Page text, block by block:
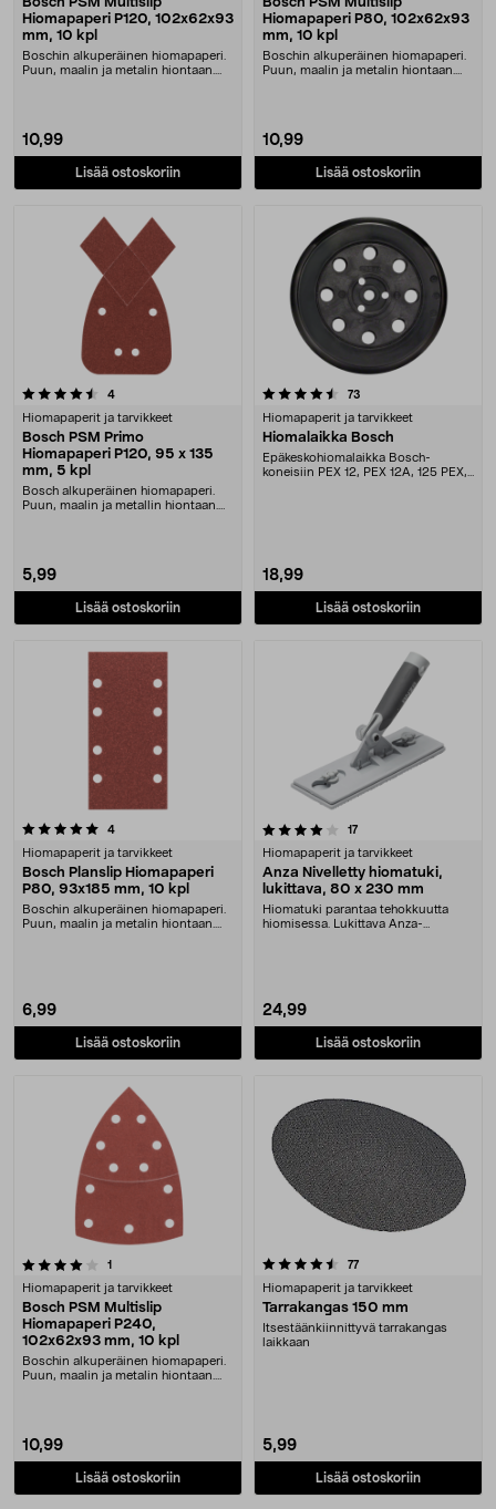
Hiomapaperi P120, 102x62x93
mm, 10 kpl
Boschin alkuperäinen hiomapaperi.
Puun, maalin ja metalin hiontaan.
10,99
Lisää ostoskoriin
Hiomapaperi P80, 102x62x93
mm, 10 kpl
Boschin alkuperäinen hiomapaperi.
Puun, maalin ja metalin hiontaan.
10,99
Lisää ostoskoriin
4arvostelut
Hiomapaperit ja tarvikkeet
Bosch PSM Primo
Hiomapaperi P120, 95 x 135
mm, 5 kpl
Bosch alkuperäinen hiomapaperi.
Puun, maalin ja metallin hiontaan.
5,99
Lisää ostoskoriin
4.5 viidestä tähdestä 73
Hiomapaperit ja tarvikkeet
Hiomalaikka Bosch
Epäkeskohiomalaikka Bosch-
koneisiin PEX 12, PEX 12A, 125 PEX,
18,99
Lisää ostoskoriin
4arvostelut
Hiomapaperit ja tarvikkeet
Bosch Planslip Hiomapaperi
P80, 93x185 mm, 10 kpl
Boschin alkuperäinen hiomapaperi.
Puun, maalin ja metalin hiontaan.
6,99
Lisää ostoskoriin
4.0 viidestä tähdestä 17arvostelut
Hiomapaperit ja tarvikkeet
Anza Nivelletty hiomatuki,
lukittava, 80 x 230 mm
Hiomatuki parantaa tehokkuutta
hiomisessa. Lukittava Anza-
24,99
Lisää ostoskoriin
1
Hiomapaperit ja tarvikkeet
Bosch PSM Multislip
Hiomapaperi P240,
102x62x93 mm, 10 kpl
Boschin alkuperäinen hiomapaperi.
Puun, maalin ja metalin hiontaan.
10,99
Lisää ostoskoriin
4.5 viidestä tähdestä 77arvostelut
Hiomapaperit ja tarvikkeet
Tarrakangas 150 mm
Itsestäänkiinnittyvä tarrakangas
laikkaan
5,99
Lisää ostoskoriin